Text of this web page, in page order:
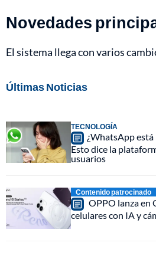
Novedades
El sistema llega con varios
Últimas Noticias
TECNOLOGÍA
¿WhatsApp
Esto dice la
usuarios
Contenido patrocinado
OPPO lanza en
celulares con IA y